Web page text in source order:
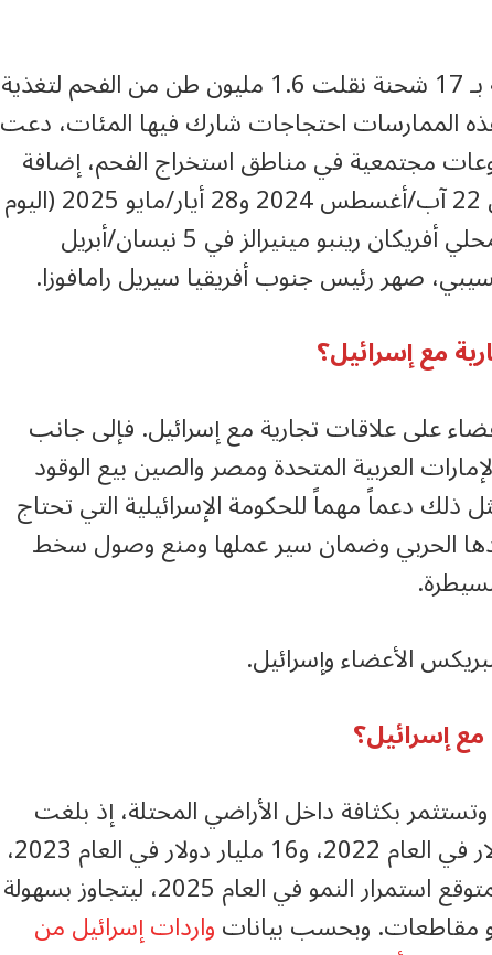
ومنذ بدء الإبادة، تُقدَّر الشحنات المرسلة بـ 17 شحنة نقلت 1.6 مليون طن من الفحم لتغذية
الممارسات احتجاجات شارك فيها المئات، دعت
مجتمعية في مناطق استخراج الفحم، إضافة
إلى نشطاء بيئيين ضد شركة غلينكور في 22 آب/أغسطس 2024 و28 أيار/مايو 2025 (اليوم
العالمي للتحرك)، وكذلك ضد شريكها المحلي أفريكان رينبو مينيرالز في 5 نيسان/أبريل
مع إسرائيل؟
على علاقات تجارية مع إسرائيل. فإلى جانب
العربية المتحدة ومصر والصين بيع الوقود
ذلك دعماً مهماً للحكومة الإسرائيلية التي تحتاج
الحربي وضمان سير عملها ومنع وصول سخط
الأعضاء وإسرائيل.
إسرائيل؟
بكثافة داخل الأراضي المحتلة، إذ بلغت
قيمة صادراتها إلى إسرائيل 13 مليار دولار في العام 2022، و16 مليار دولار في العام 2023،
و19 مليار دولار في العام 2024، ومن المتوقع استمرار النمو في العام 2025، ليتجاوز بسهولة
واردات إسرائيل من